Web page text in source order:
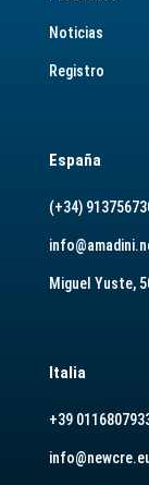
Noticias
Registro
España
(+34)
Miguel Yuste,
Italia
+39